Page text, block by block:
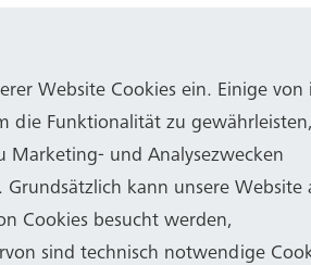
die
innerhalb
dem BVG-Bus nach Belgien
Zweiten Weltkriegs befördert
Website Cookies ein. Einige von
die Funktionalität zu gewährleisten,
Marketing- und Analysezwecken
kann unsere Website
Cookies besucht werden,
sind technisch notwendige